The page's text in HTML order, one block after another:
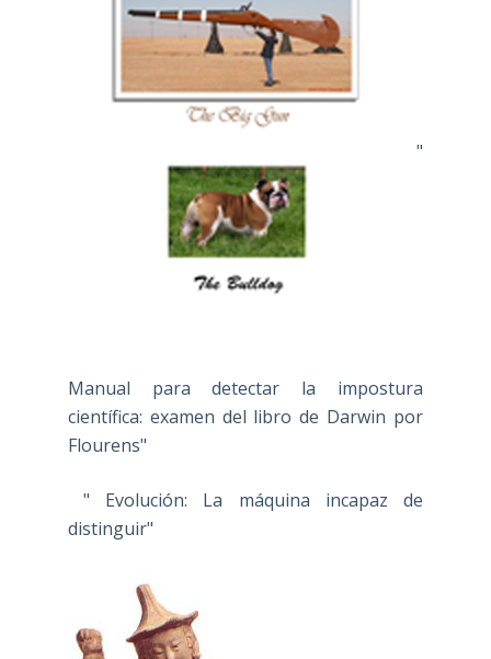
"
Manual para detectar la impostura
científica: examen del libro de Darwin por
Flourens"
" Evolución: La máquina incapaz de
distinguir"